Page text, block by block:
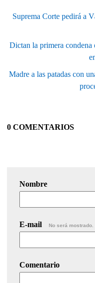
Suprema Corte pedirá a
Dictan la primera condena
Madre a las patadas con
0 COMENTARIOS
Nombre
E-mail No será mostrado.
Comentario